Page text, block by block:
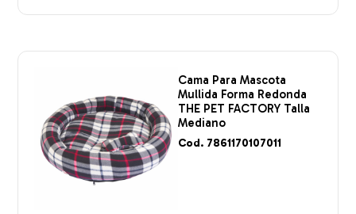
Cama Para Mascota
Mullida Forma Redonda
THE PET FACTORY Talla
Mediano
Cod. 7861170107011